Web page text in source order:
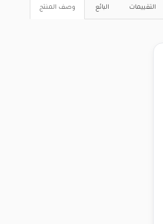
وصف المنتج البائع التقييمات